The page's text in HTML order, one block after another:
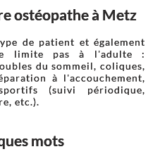
ostéopathe à Metz
de patient et également
limite pas à l'adulte :
du sommeil, coliques,
à l'accouchement,
(suivi périodique,
etc.).
mots